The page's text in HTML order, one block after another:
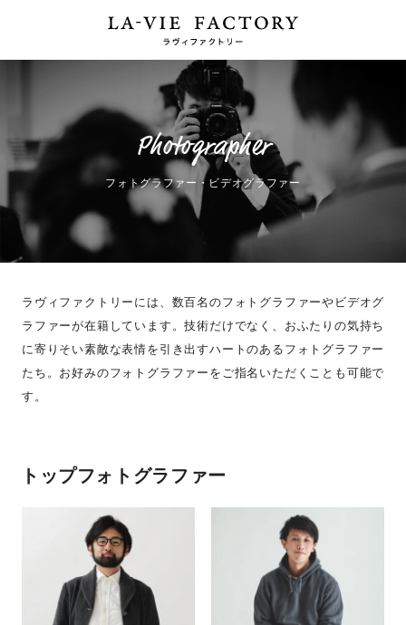
Photographer
フォトグラファー・ビデオグラファー
ラヴィファクトリーには、数百名のフォトグラファーやビデオグ
ラファーが在籍しています。技術だけでなく、おふたりの気持ち
に寄りそい素敵な表情を引き出すハートのあるフォトグラファー
たち。 お好みのフォトグラファーをご指名いただくことも可能で
す。
トップフォトグラファー